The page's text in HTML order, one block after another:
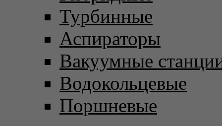
Турбинные
Аспираторы
Вакуумные
Водокольцевые
Поршневые